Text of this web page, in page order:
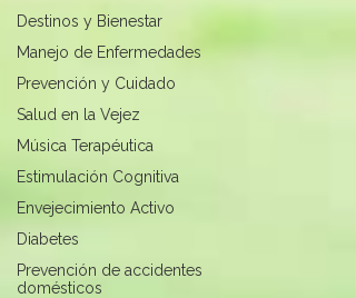
Destinos y Bienestar
Manejo de Enfermedades
Prevención y Cuidado
Salud en la Vejez
Música Terapéutica
Estimulación Cognitiva
Envejecimiento Activo
Diabetes
Prevención de accidentes
domésticos